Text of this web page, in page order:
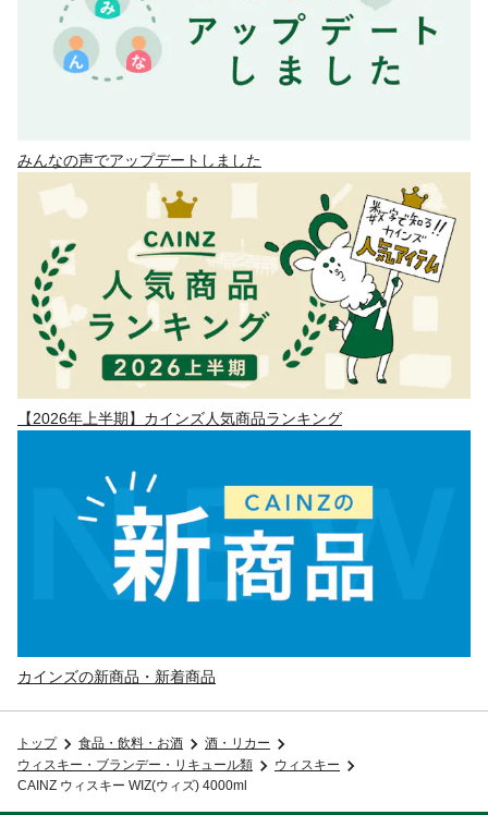
みんなの声でアップデートしました
【2026年上半期】カインズ人気商品ランキング
カインズの新商品・新着商品
トップ 食品・飲料・お酒
酒・リカー
ウィスキー・ブランデー・リキュール類
ウィスキー
CAINZ ウィスキー WIZ(ウィズ) 4000ml